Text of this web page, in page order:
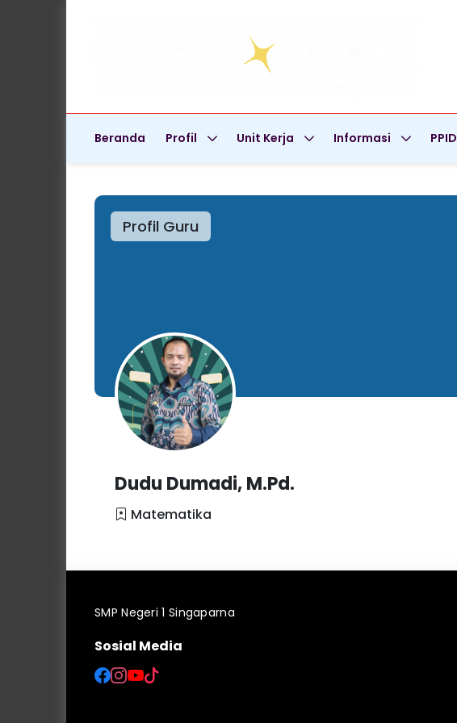
Beranda Profil Unit Kerja Informasi PPID
Profil Guru
Dudu Dumadi, M.Pd.
Matematika
SMP Negeri 1 Singaparna
Sosial Media